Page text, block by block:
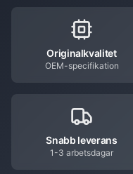
Originalkvalitet
OEM-specifikation
Snabb leverans
1-3 arbetsdagar